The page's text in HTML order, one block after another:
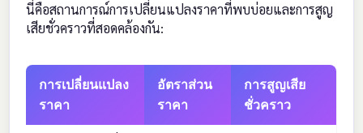
นี่คือสถานการณ์การเปลี่ยนแปลงราคาที่พบบ่อยและการสูญ
เสียชั่วคราวที่สอดคล้องกัน:
การเปลี่ยนแปลง
ราคา
อัตราส่วน
ราคา
การสูญเสีย
ชั่วคราว